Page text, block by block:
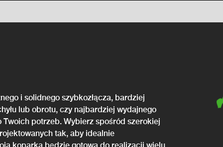
i solidnego szybkozłącza, bardziej
lub obrotu, czy najbardziej wydajnego
potrzeb. Wybierz spośród szerokiej
tak, aby idealnie
koparka będzie gotowa do realizacji wielu